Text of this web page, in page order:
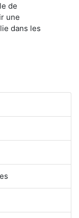
de
une
dans les